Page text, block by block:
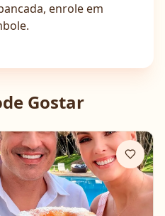
enrole em
Gostar